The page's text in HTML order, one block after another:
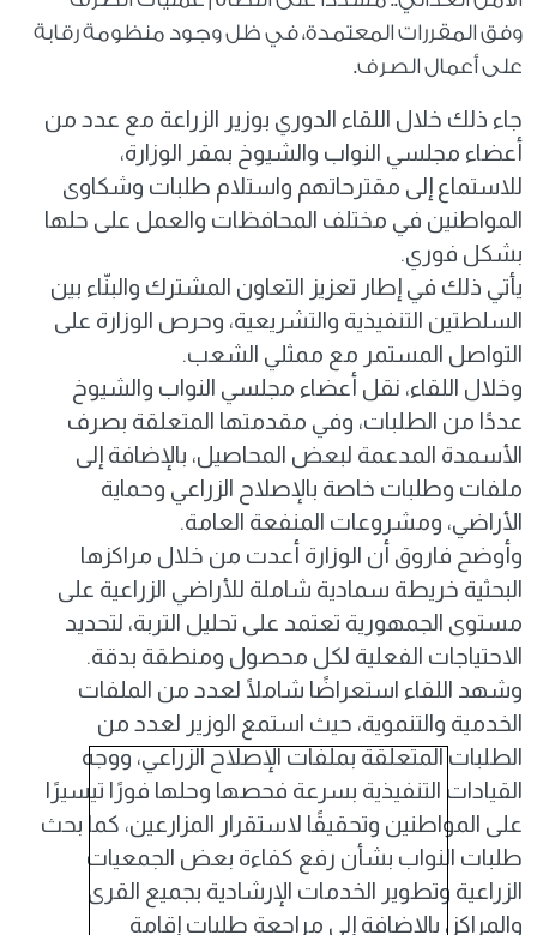
وفق المقررات المعتمدة، في ظل وجود منظومة رقابة
على أعمال الصرف.
جاء ذلك خلال اللقاء الدوري بوزير الزراعة مع عدد من
أعضاء مجلسي النواب والشيوخ بمقر الوزارة،
للاستماع إلى مقترحاتهم واستلام طلبات وشكاوى
المواطنين في مختلف المحافظات والعمل على حلها
بشكل فوري.
يأتي ذلك في إطار تعزيز التعاون المشترك والبنّاء بين
السلطتين التنفيذية والتشريعية، وحرص الوزارة على
التواصل المستمر مع ممثلي الشعب.
وخلال اللقاء، نقل أعضاء مجلسي النواب والشيوخ
عددًا من الطلبات، وفي مقدمتها المتعلقة بصرف
الأسمدة المدعمة لبعض المحاصيل، بالإضافة إلى
ملفات وطلبات خاصة بالإصلاح الزراعي وحماية
الأراضي، ومشروعات المنفعة العامة.
وأوضح فاروق أن الوزارة أعدت من خلال مراكزها
البحثية خريطة سمادية شاملة للأراضي الزراعية على
مستوى الجمهورية تعتمد على تحليل التربة، لتحديد
الاحتياجات الفعلية لكل محصول ومنطقة بدقة.
وشهد اللقاء استعراضًا شاملًا لعدد من الملفات
الخدمية والتنموية، حيث استمع الوزير لعدد من
الطلبات المتعلقة بملفات الإصلاح الزراعي، ووجه
القيادات التنفيذية بسرعة فحصها وحلها فورًا تيسيرًا
على المواطنين وتحقيقًا لاستقرار المزارعين، كما بحث
طلبات النواب بشأن رفع كفاءة بعض الجمعيات
الزراعية وتطوير الخدمات الإرشادية بجميع القرى
والمراكز، بالإضافة إلى مراجعة طلبات إقامة